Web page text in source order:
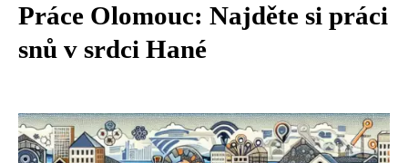
Práce Olomouc: Najděte si práci
snů v srdci Hané